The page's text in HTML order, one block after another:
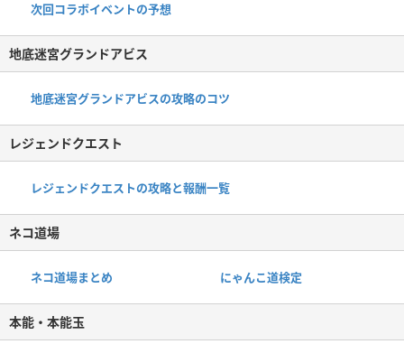
次回コラボイベントの予想
地底迷宮グランドアビス
地底迷宮グランドアビスの攻略のコツ
レジェンドクエスト
レジェンドクエストの攻略と報酬一覧
ネコ道場
ネコ道場まとめ にゃんこ道検定
本能・本能玉